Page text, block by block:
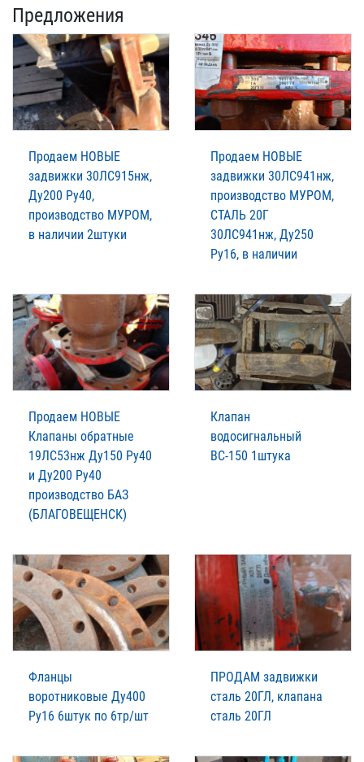
Предложения
Продаем НОВЫЕ
задвижки 30ЛС915нж,
Ду200 Ру40,
производство МУРОМ,
в наличии 2штуки
Продаем НОВЫЕ
задвижки 30ЛС941нж,
производство МУРОМ,
СТАЛЬ 20Г
30ЛС941нж, Ду250
Ру16, в наличии
Продаем НОВЫЕ
Клапаны обратные
19ЛС53нж Ду150 Ру40
и Ду200 Ру40
производство БАЗ
(БЛАГОВЕЩЕНСК)
Клапан
водосигнальный
ВС-150 1штука
Фланцы
воротниковые Ду400
Ру16 6штук по 6тр/шт
ПРОДАМ задвижки
сталь 20ГЛ, клапана
сталь 20ГЛ